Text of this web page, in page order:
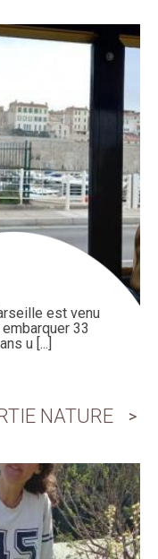
est venu
33
u [...]
NATURE